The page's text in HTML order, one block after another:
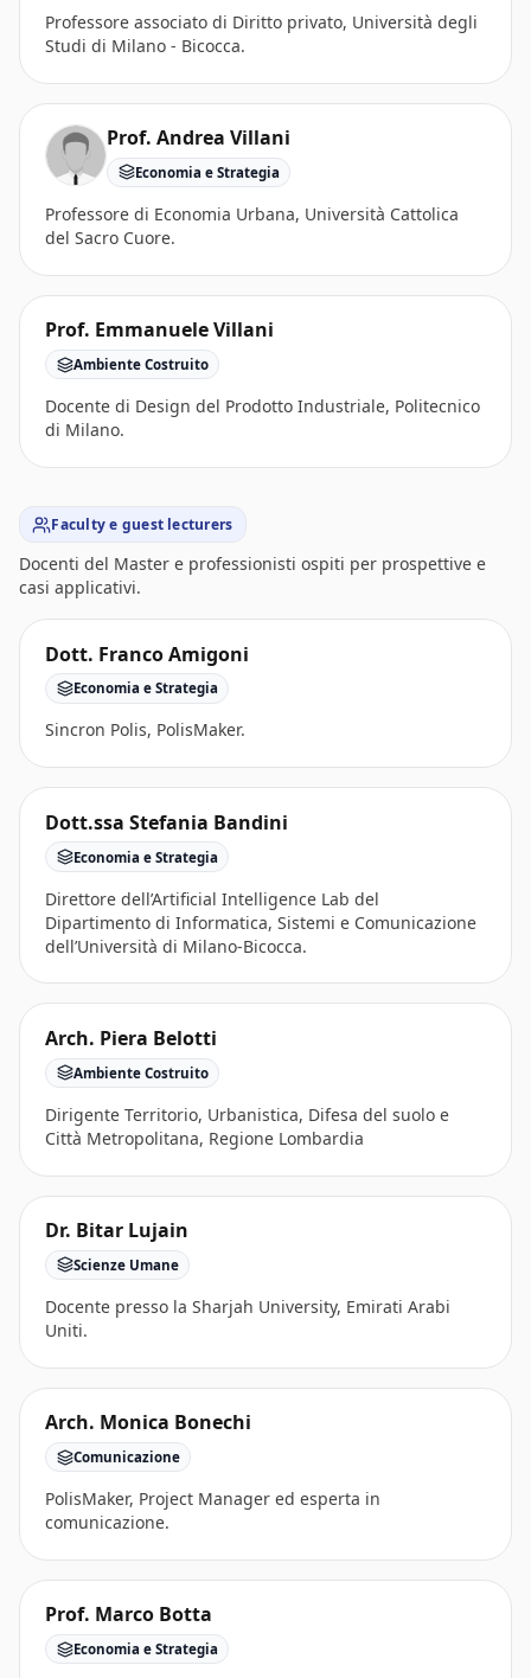
Professore associato di Diritto privato, Università degli
Studi di Milano - Bicocca.
Prof. Andrea Villani
Economia e Strategia
Professore di Economia Urbana, Università Cattolica
del Sacro Cuore.
Prof. Emmanuele Villani
Ambiente Costruito
Docente di Design del Prodotto Industriale, Politecnico
di Milano.
Faculty e guest lecturers
Docenti del Master e professionisti ospiti per prospettive e
casi applicativi.
Dott. Franco Amigoni
Economia e Strategia
Sincron Polis, PolisMaker.
Dott.ssa Stefania Bandini
Economia e Strategia
Direttore dell’Artificial Intelligence Lab del
Dipartimento di Informatica, Sistemi e Comunicazione
dell’Università di Milano-Bicocca.
Arch. Piera Belotti
Ambiente Costruito
Dirigente Territorio, Urbanistica, Difesa del suolo e
Città Metropolitana, Regione Lombardia
Dr. Bitar Lujain
Scienze Umane
Docente presso la Sharjah University, Emirati Arabi
Uniti.
Arch. Monica Bonechi
Comunicazione
PolisMaker, Project Manager ed esperta in
comunicazione.
Prof. Marco Botta
Economia e Strategia